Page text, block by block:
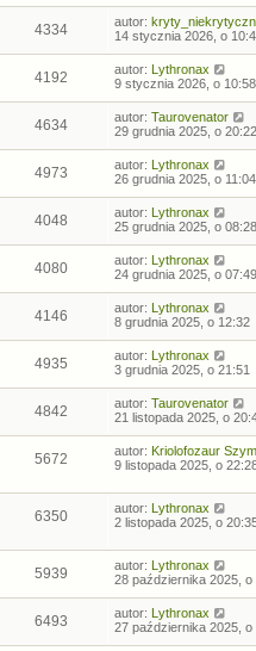
4334 autor:
14 stycznia 2026, o
4192 autor: Lythronax
9 stycznia 2026, o 10:58
4634 autor: Taurovenator
29 grudnia 2025, o 20:22
4973 autor: Lythronax
26 grudnia 2025, o 11:04
4048 autor: Lythronax
25 grudnia 2025, o 08:28
4080 autor: Lythronax
24 grudnia 2025, o 07:49
4146 autor: Lythronax
8 grudnia 2025, o 12:32
4935 autor: Lythronax
3 grudnia 2025, o 21:51
4842 autor: Taurovenator
21 listopada 2025, o
5672 autor: Kriolofozaur
9 listopada 2025, o
6350 autor: Lythronax
2 listopada 2025, o
5939 autor: Lythronax
28 października 2025, o
6493 autor: Lythronax
27 października 2025, o